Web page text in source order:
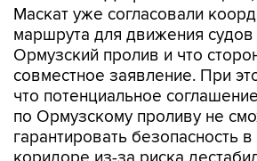
Маскат уже согласовали
маршрута для движения
Ормузский пролив и что
совместное заявление. При
что потенциальное
по Ормузскому проливу не
гарантировать безопасность